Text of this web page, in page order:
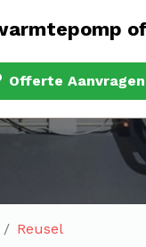
Offerte Aanvragen
Reusel